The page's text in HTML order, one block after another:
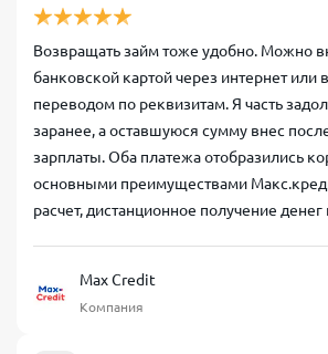
Возвращать займ тоже удобно. Можно
банковской картой через интернет или
переводом по реквизитам. Я часть
заранее, а оставшуюся сумму внес
зарплаты. Оба платежа отобразились
основными преимуществами
расчет, дистанционное получение денег
Max Credit
Компания